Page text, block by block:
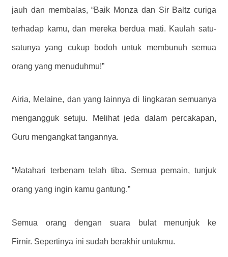
jauh dan membalas, “Baik Monza dan Sir Baltz curiga
terhadap kamu, dan mereka berdua mati. Kaulah satu-
satunya yang cukup bodoh untuk membunuh semua
orang yang menuduhmu!”
Airia, Melaine, dan yang lainnya di lingkaran semuanya
mengangguk setuju. Melihat jeda dalam percakapan,
Guru mengangkat tangannya.
“Matahari terbenam telah tiba. Semua pemain, tunjuk
orang yang ingin kamu gantung.”
Semua orang dengan suara bulat menunjuk ke
Firnir. Sepertinya ini sudah berakhir untukmu.